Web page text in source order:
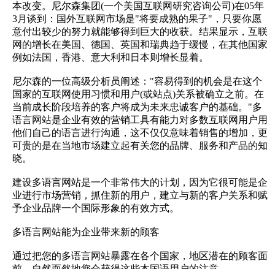
本改变。尼尔森集团(一个美国互联网研究咨询公司)在05年
3月谈到：国外互联网市场是"将要成熟的果子"，只要你愿
意付出较少的努力就能够得到巨大的收获。结果显示，互联
网的增长在美国、德国、英国和瑞典趋于缓慢，在其他国家
例如法国，香港、意大利和日本则增长显着。
尼尔森的一位高级分析员阐述："容易得到的机会是在这个
国家的互联网使用习惯和用户(或站点)关系被确立之前。在
当前成长阶段培养的客户将成为未来忠诚客户的基础。"多
语言网站是企业有效的营销工具有能力对多数互联网用户用
他们自己的语言进行沟通，这不仅仅意味着销售的增加，更
可贵的是在当地市场建立起有关您的品牌、服务和产品的知
晓。
建设多语言网站是一个非常伟大的计划，因为它很可能是企
业进行市场营销，抓住新的用户，建立与新的客户关系和赋
予企业品牌一个国际形象的有效方式。
多语言网站能为企业带来新的顾客
通过把您的多语言网站暴露在各个国家，地区潜在的顾客面